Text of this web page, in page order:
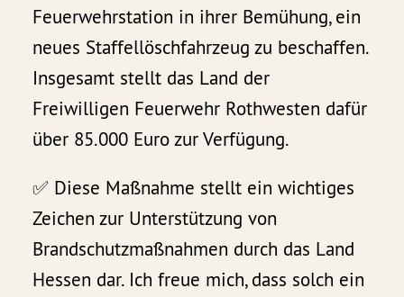
Feuerwehrstation in ihrer Bemühung, ein
neues Staffellöschfahrzeug zu beschaffen.
Insgesamt stellt das Land der
Freiwilligen Feuerwehr Rothwesten dafür
über 85.000 Euro zur Verfügung.
✅ Diese Maßnahme stellt ein wichtiges
Zeichen zur Unterstützung von
Brandschutzmaßnahmen durch das Land
Hessen dar. Ich freue mich, dass solch ein